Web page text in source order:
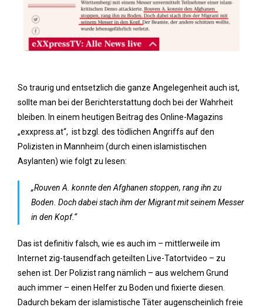
So traurig und entsetzlich die ganze Angelegenheit auch ist,
sollte man bei der Berichterstattung doch bei der Wahrheit
bleiben. In einem heutigen Beitrag des Online-Magazins
„exxpress.at“, ist bzgl. des tödlichen Angriffs auf den
Polizisten in Mannheim (durch einen islamistischen
Asylanten) wie folgt zu lesen:
„Rouven A. konnte den Afghanen stoppen, rang ihn zu
Boden. Doch dabei stach ihm der Migrant mit seinem Messer
in den Kopf.“
Das ist definitiv falsch, wie es auch im – mittlerweile im
Internet zig-tausendfach geteilten Live-Tatortvideo – zu
sehen ist. Der Polizist rang nämlich – aus welchem Grund
auch immer – einen Helfer zu Boden und fixierte diesen.
Dadurch bekam der islamistische Täter augenscheinlich freie